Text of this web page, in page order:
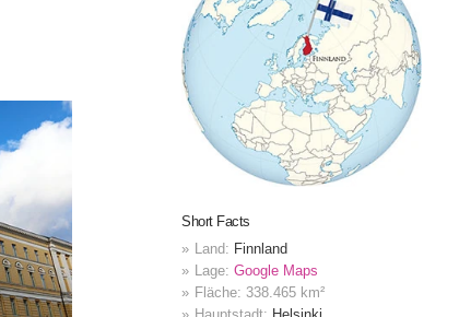
Short Facts
Land: Finnland
Lage:Google Maps
Fläche: 338.465 km²